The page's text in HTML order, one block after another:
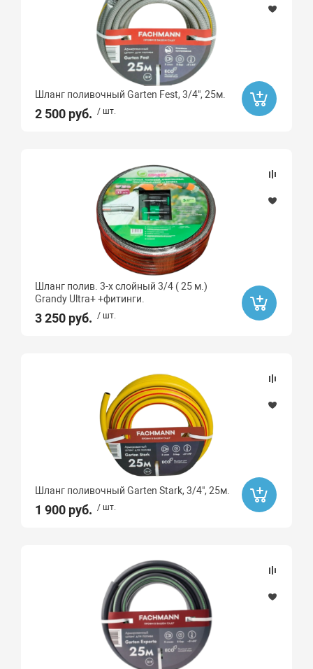
Шланг поливочный Garten Fest, 3/4", 25м.
2 500 руб. / шт.
Шланг полив. 3-х слойный 3/4 ( 25 м.)
Grandy Ultra+ +фитинги.
3 250 руб. / шт.
Шланг поливочный Garten Stark, 3/4", 25м.
1 900 руб. / шт.